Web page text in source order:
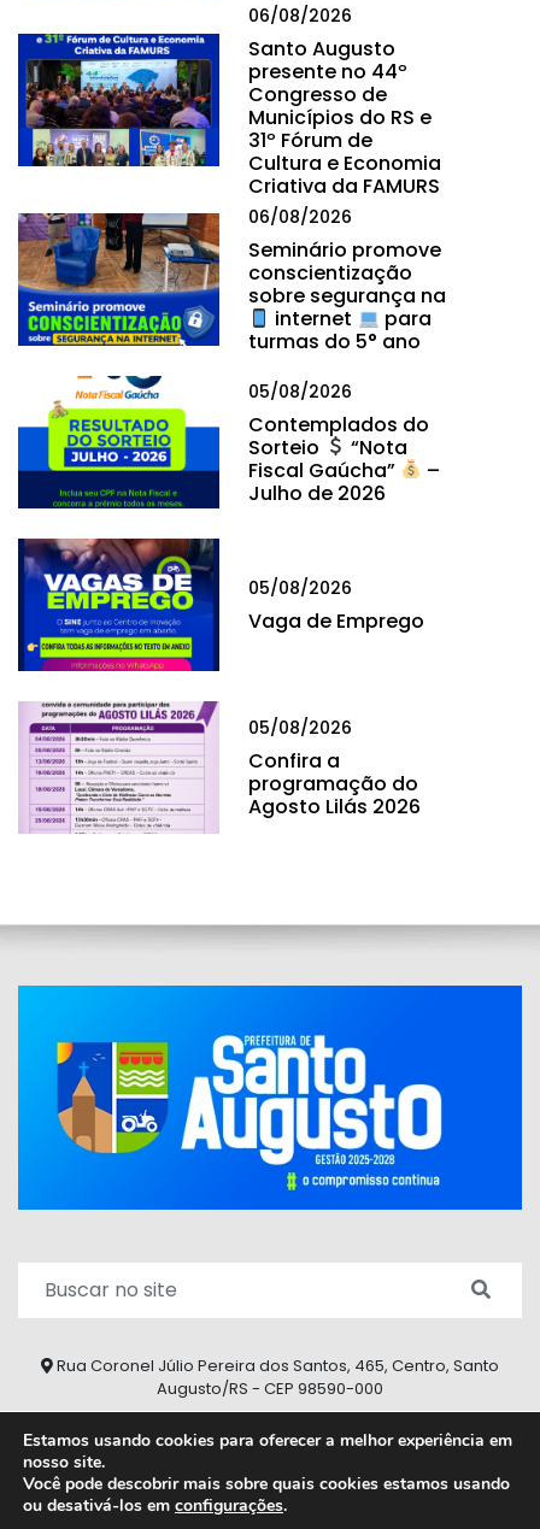
06/08/2026
Santo Augusto
presente no 44º
Congresso de
Municípios do RS e
31º Fórum de
Cultura e Economia
Criativa da FAMURS
06/08/2026
Seminário promove
conscientização
sobre segurança na
internet
para
turmas do 5° ano
05/08/2026
Contemplados do
Sorteio
“Nota
Fiscal Gaúcha”
–
Julho de 2026
05/08/2026
Vaga de Emprego
05/08/2026
Confira a
programação do
Agosto Lilás 2026
Rua Coronel Júlio Pereira dos Santos, 465, Centro, Santo
Augusto/RS - CEP 98590-000
Estamos usando cookies para oferecer a melhor experiência em
nosso site.
Você pode descobrir mais sobre quais cookies estamos usando
ou desativá-los em configurações.